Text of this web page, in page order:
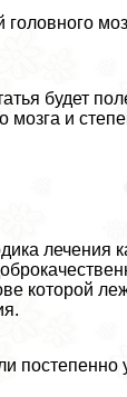
будет
мозга и
лечения
которой